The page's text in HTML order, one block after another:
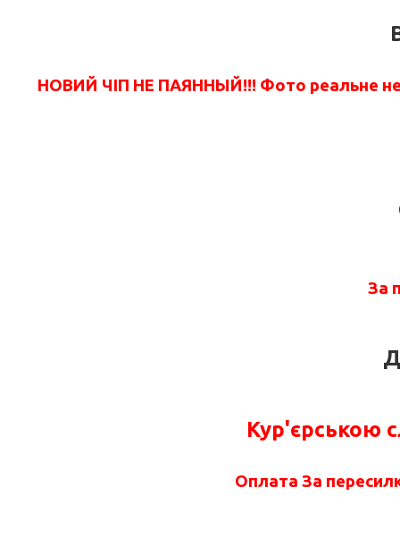
НОВИЙ ЧІП НЕ ПАЯННЫЙ!!! Фото реальне не
За
Кур'єрською
Оплата За